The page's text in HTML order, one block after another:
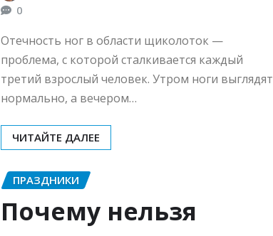
0
Отечность ног в области щиколоток —
проблема, с которой сталкивается каждый
третий взрослый человек. Утром ноги выглядят
нормально, а вечером…
ЧИТАЙТЕ ДАЛЕЕ
ПРАЗДНИКИ
Почему нельзя